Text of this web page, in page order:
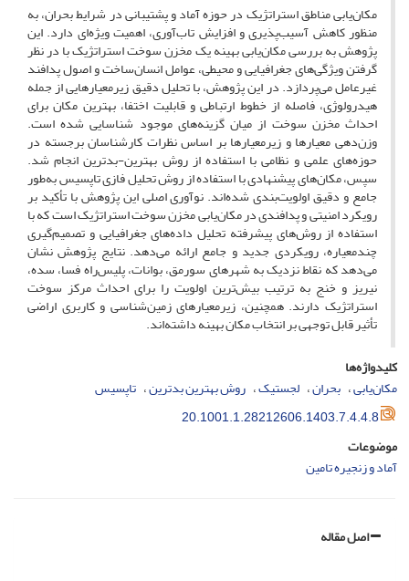
مکان‌یابی مناطق استراتژیک در حوزه آماد و پشتیبانی در شرایط بحران، به
منظور کاهش آسیب‌پذیری و افزایش تاب‌آوری، اهمیت ویژه‌ای دارد. این
پژوهش به بررسی مکان‌یابی بهینه یک مخزن سوخت استراتژیک با در نظر
گرفتن ویژگی‌های جغرافیایی و محیطی، عوامل انسان‌ساخت و اصول پدافند
غیرعامل می‌پردازد. در این پژوهش، با تحلیل دقیق زیرمعیارهایی از جمله
هیدرولوژی، فاصله از خطوط ارتباطی و قابلیت اختفا، بهترین مکان برای
احداث مخزن سوخت از میان گزینه‌های موجود شناسایی شده است.
وزن‌دهی معیارها و زیرمعیارها بر اساس نظرات کارشناسان برجسته در
حوزه‌های علمی و نظامی با استفاده از روش بهترین-بدترین انجام شد.
سپس، مکان‌های پیشنهادی با استفاده از روش تحلیل فازی تاپسیس به‌طور
جامع و دقیق اولویت‌بندی شده‌اند. نوآوری اصلی این پژوهش با تأکید بر
رویکرد امنیتی و پدافندی در مکان‌یابی مخزن سوخت استراتژیک است که با
استفاده از روش‌های پیشرفته تحلیل داده‌های جغرافیایی و تصمیم‌گیری
چندمعیاره، رویکردی جدید و جامع ارائه می‌دهد. نتایج پژوهش نشان
می‌دهد که نقاط نزدیک به شهرهای سورمق، بوانات، پلیس‌راه فسا، سده،
نیریز و خنج به ترتیب بیش‌ترین اولویت را برای احداث مرکز سوخت
استراتژیک دارند. همچنین، زیرمعیارهای زمین‌شناسی و کاربری اراضی
تأثیر قابل توجهی بر انتخاب مکان بهینه داشته‌اند.
کلیدواژه‌ها
مکان‌یابی بحران لجستیک روش بهترین بدترین تاپسیس
20.1001.1.28212606.1403.7.4.4.8
موضوعات
آماد و زنجیره تامین
اصل مقاله